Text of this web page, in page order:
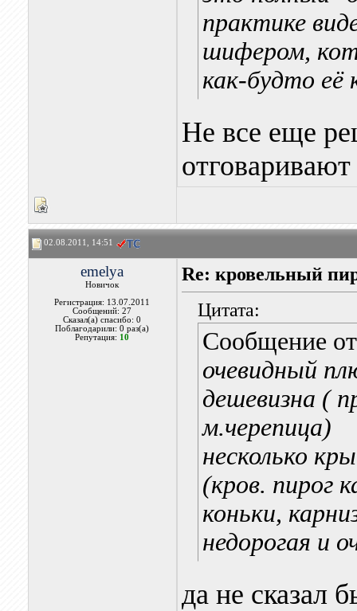
практике
шифером,
как-будто её
Не все еще
02.08.2011, 14:51
emelya
Новичок
Регистрация: 13.07.2011
Сообщений: 27
Сказал(а) спасибо: 0
Поблагодарили: 0 раз(а)
Репутация: 10
Re: кровельный
Цитата:
Сообщение
очевидный
дешевизна (
м.черепица)
несколько
(кров. пирог
коньки,
недорогая и
да не сказал